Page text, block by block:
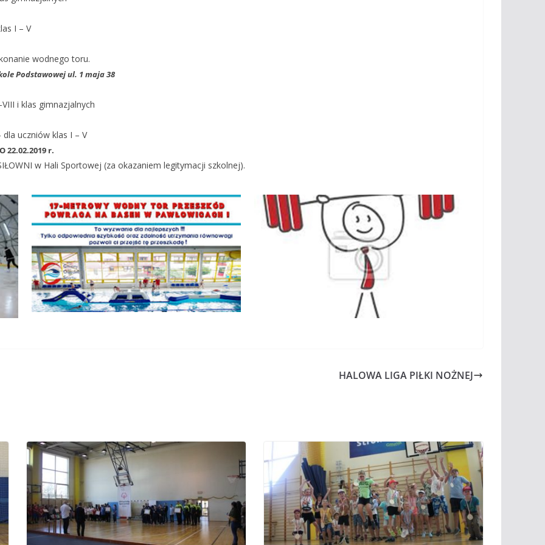
I – V
wodnego toru.
Podstawowej ul. 1 maja 38
VIII i klas gimnazjalnych
dla uczniów klas I – V
22.02.2019 r.
w Hali Sportowej (za okazaniem legitymacji szkolnej).
HALOWA LIGA PIŁKI NOŻNEJ